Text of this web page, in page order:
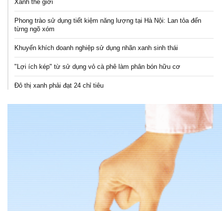
Xanh thế giới
Phong trào sử dụng tiết kiệm năng lượng tại Hà Nội: Lan tỏa đến
từng ngõ xóm
Khuyến khích doanh nghiệp sử dụng nhãn xanh sinh thái
"Lợi ích kép" từ sử dụng vỏ cà phê làm phân bón hữu cơ
Đô thị xanh phải đạt 24 chỉ tiêu